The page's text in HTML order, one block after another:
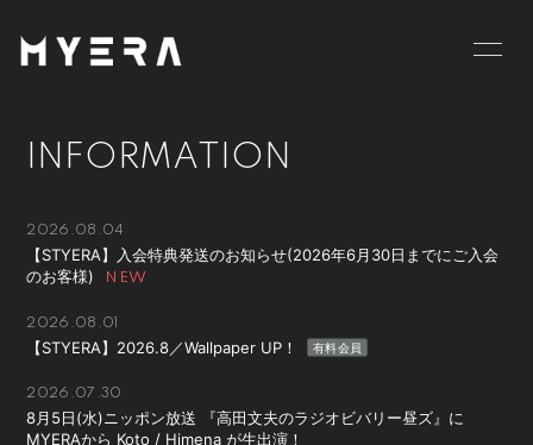
SCHEDULE PROFILE
VIDEO
GOODS
MOVIE RADIO
PHOTO
こちら
INFORMATION
2026.08.04
【STYERA】入会特典発送のお知らせ(2026年6月30日までにご入会
のお客様)
2026.08.01
【STYERA】2026.8／Wallpaper UP！ 有料会員
2026.07.30
8月5日(水)ニッポン放送 『高田文夫のラジオビバリー昼ズ』に
MYERAから Koto / Himena が生出演！